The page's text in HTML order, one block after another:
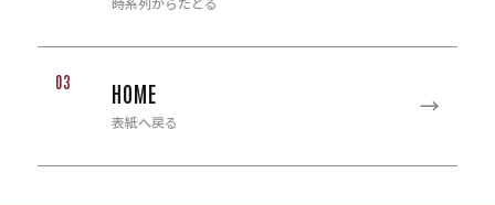
03 HOME
表紙へ戻る
→